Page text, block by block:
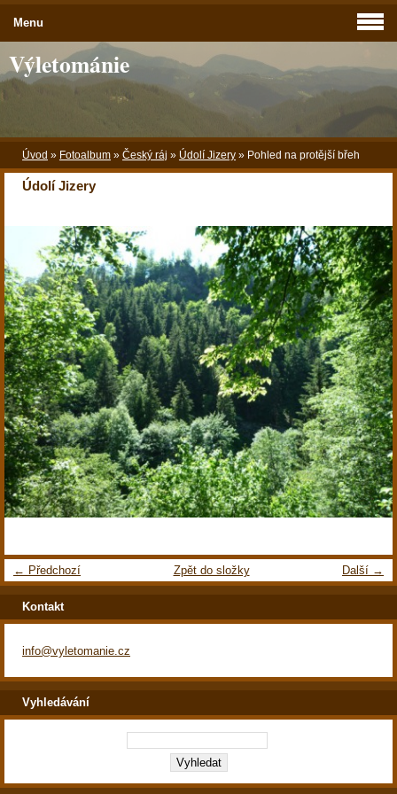
Výletománie
Úvod » Fotoalbum » Český ráj » Údolí Jizery » Pohled na protější břeh
Údolí Jizery
← Předchozí Další →
Zpět do složky
Menu
Kontakt
info@vyletomanie.cz
Vyhledávání